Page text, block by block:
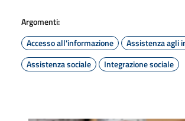
Argomenti:
Accesso all'informazione
Assistenza agli
Assistenza sociale
Integrazione sociale